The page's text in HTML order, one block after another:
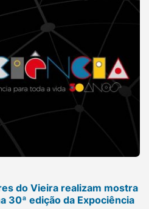
do Vieira realizam mostra
30ª edição da Expociência